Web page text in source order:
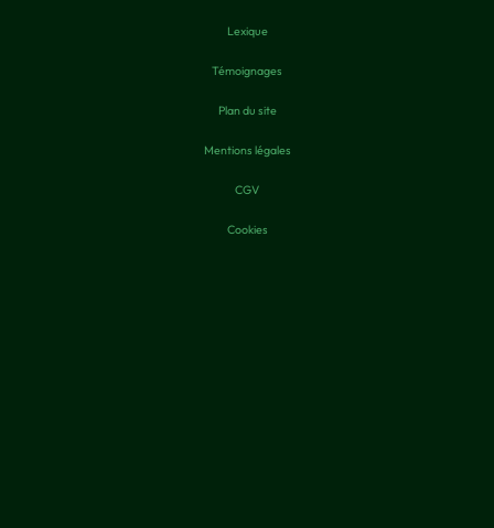
Lexique
Témoignages
Plan du site
Mentions légales
CGV
Cookies